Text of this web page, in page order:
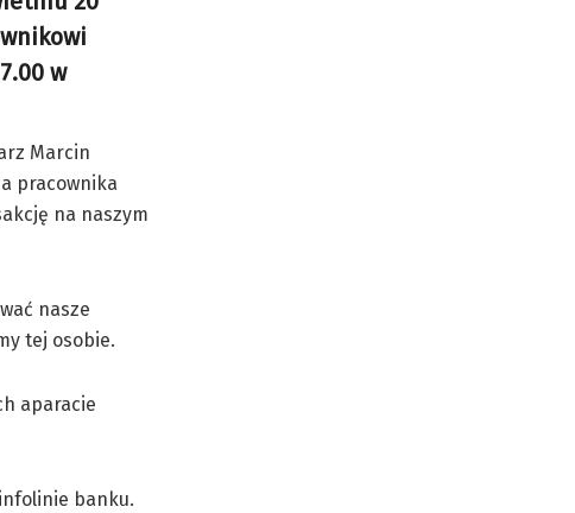
w
Marcin
pracownika
na naszym
nasze
tej osobie.
aparacie
banku.